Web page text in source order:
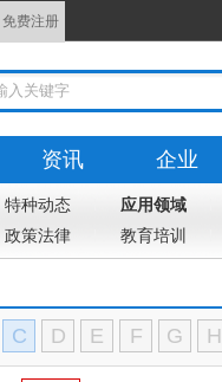
免费注册
资讯 企业
特种动态 应用领域
政策法律 教育培训
C D E F G H